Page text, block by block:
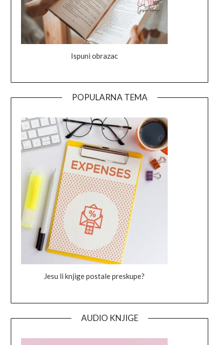
Ispuni obrazac
POPULARNA TEMA
Jesu li knjige postale preskupe?
AUDIO KNJIGE